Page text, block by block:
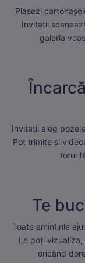
Plasezi
Invitații
galeria
Invitații aleg
Pot trimite și
totul
Te
Toate amintirile
Le poți
oricând